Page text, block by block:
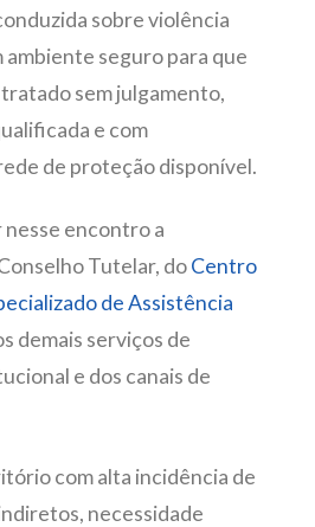
sobre violência
ambiente seguro para que
sem julgamento,
e com
de proteção disponível.
nesse encontro a
Tutelar, doCentro
de Assistência
demais serviços de
e dos canais de
com alta incidência de
necessidade